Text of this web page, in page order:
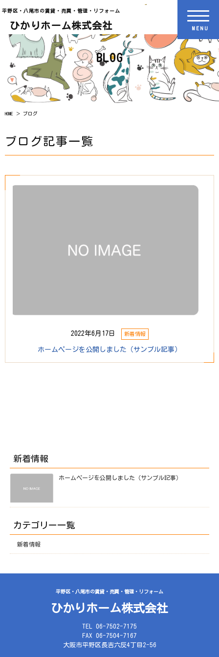
平野区・八尾市の賃貸・売買・管理・リフォーム
ひかりホーム株式会社
BLOG
HOME ブログ
ブログ記事一覧
2022年6月17日 新着情報
ホームページを公開しました（サンプル記事）
新着情報
ホームページを公開しました（サンプル記事）
カテゴリー一覧
新着情報
平野区・八尾市の賃貸・売買・管理・リフォーム
ひかりホーム株式会社
TEL 06-7502-7175
FAX 06-7504-7167
大阪市平野区長吉六反4丁目2-56